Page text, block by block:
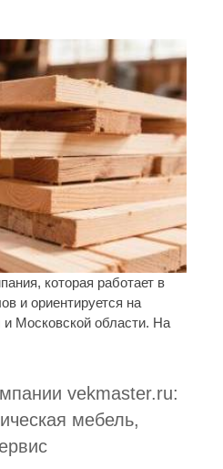
которая работает в
и ориентируется на
Московской области. На
vekmaster.ru:
мебель,